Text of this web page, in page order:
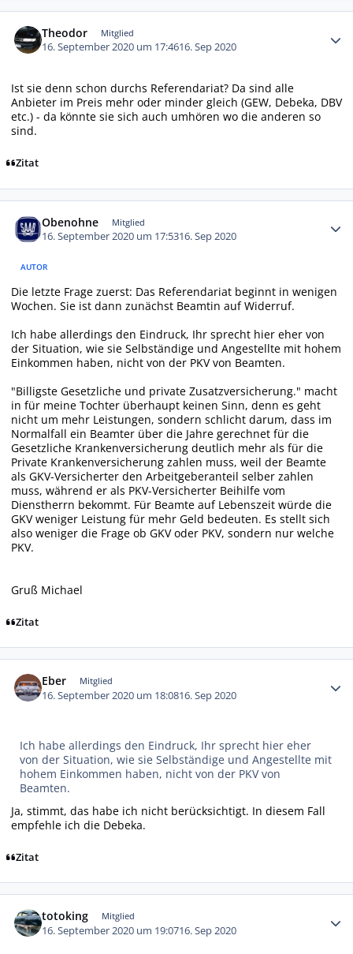
Theodor Mitglied
16. September 2020 um 17:4616. Sep 2020
Ist sie denn schon durchs Referendariat? Da sind alle
Anbieter im Preis mehr oder minder gleich (GEW, Debeka, DBV
etc.) - da könnte sie sich auch umhören wo die anderen so
sind.
Zitat
Obenohne Mitglied
16. September 2020 um 17:5316. Sep 2020
AUTOR
Die letzte Frage zuerst: Das Referendariat beginnt in wenigen
Wochen. Sie ist dann zunächst Beamtin auf Widerruf.
Ich habe allerdings den Eindruck, Ihr sprecht hier eher von
der Situation, wie sie Selbständige und Angestellte mit hohem
Einkommen haben, nicht von der PKV von Beamten.
"Billigste Gesetzliche und private Zusatzversicherung." macht
in für meine Tochter überhaupt keinen Sinn, denn es geht
nicht um mehr Leistungen, sondern schlicht darum, dass im
Normalfall ein Beamter über die Jahre gerechnet für die
Gesetzliche Krankenversicherung deutlich mehr als für die
Private Krankenversicherung zahlen muss, weil der Beamte
als GKV-Versicherter den Arbeitgeberanteil selber zahlen
muss, während er als PKV-Versicherter Beihilfe vom
Dienstherrn bekommt. Für Beamte auf Lebenszeit würde die
GKV weniger Leistung für mehr Geld bedeuten. Es stellt sich
also weniger die Frage ob GKV oder PKV, sondern nur welche
PKV.
Gruß Michael
Zitat
Eber Mitglied
16. September 2020 um 18:0816. Sep 2020
Ich habe allerdings den Eindruck, Ihr sprecht hier eher
von der Situation, wie sie Selbständige und Angestellte mit
hohem Einkommen haben, nicht von der PKV von
Beamten.
Ja, stimmt, das habe ich nicht berücksichtigt. In diesem Fall
empfehle ich die Debeka.
Zitat
totoking Mitglied
16. September 2020 um 19:0716. Sep 2020